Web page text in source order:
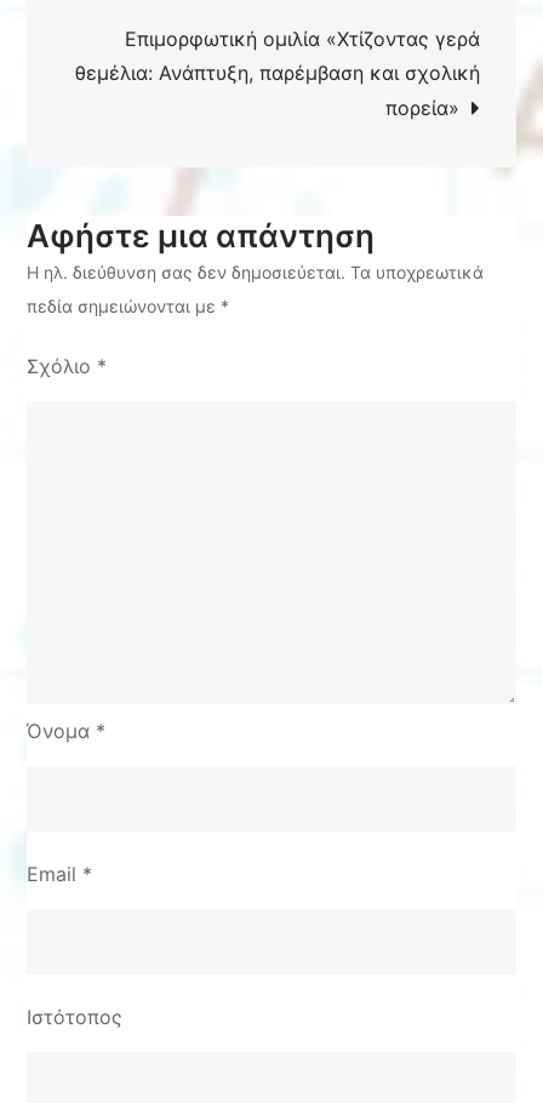
Επιμορφωτική ομιλία «Χτίζοντας γερά
θεμέλια: Ανάπτυξη, παρέμβαση και σχολική
πορεία»
Αφήστε μια απάντηση
Η ηλ. διεύθυνση σας δεν δημοσιεύεται. Τα υποχρεωτικά
πεδία σημειώνονται με *
Σχόλιο *
Όνομα *
Email *
Ιστότοπος